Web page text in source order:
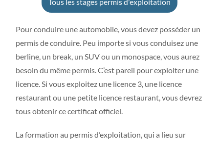
Pour conduire une automobile, vous devez posséder un
permis de conduire. Peu importe si vous conduisez une
berline, un break, un SUV ou un monospace, vous aurez
besoin du même permis. C’est pareil pour exploiter une
licence. Si vous exploitez une licence 3, une licence
restaurant ou une petite licence restaurant, vous devrez
tous obtenir ce certificat officiel.
La formation au permis d’exploitation, qui a lieu sur